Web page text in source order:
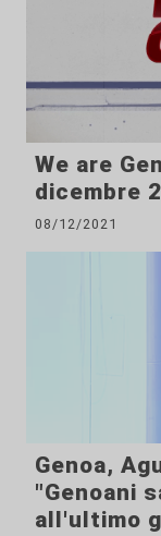
We are
dicembre
08/12/2021
Genoa,
"Genoani
all'ultimo